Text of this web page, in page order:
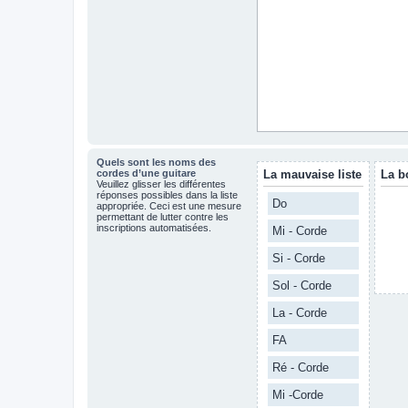
Quels sont les noms des
cordes d’une guitare
Veuillez glisser les différentes
réponses possibles dans la liste
appropriée. Ceci est une mesure
permettant de lutter contre les
inscriptions automatisées.
La mauvaise liste
Do
Mi - Corde
Si - Corde
Sol - Corde
La - Corde
FA
Ré - Corde
Mi -Corde
La